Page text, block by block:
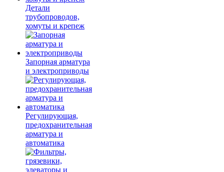
Детали
трубопроводов,
хомуты и крепеж
Запорная арматура
и электроприводы
Регулирующая,
предохранительная
арматура и
автоматика